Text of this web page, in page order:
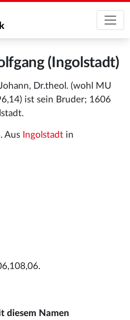
(Ingolstadt)
Dr.theol. (wohl MU
ist sein Bruder; 1606
. Aus Ingolstadt in
diesem Namen